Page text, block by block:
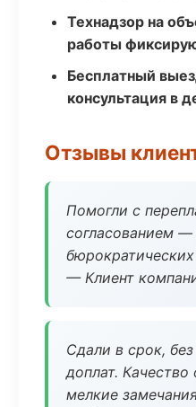
Технадзор на
работы
Бесплатный
консультация в
Отзывы
Помогли с
согласованием —
— Клиент
Сдали в срок,
доплат.
мелкие